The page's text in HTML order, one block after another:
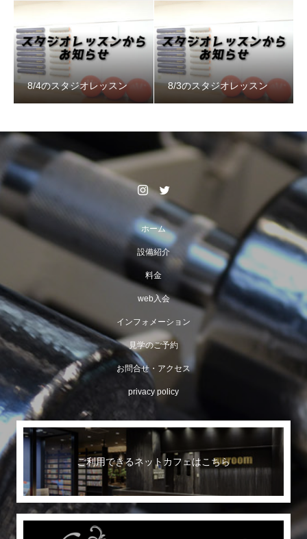
8/4のスタジオレッスン 8/3のスタジオレッスン
ホーム
設備紹介
料金
web入会
インフォメーション
見学のご予約
お問合せ・アクセス
privacy policy
ご利用できるネットカフェはこちら